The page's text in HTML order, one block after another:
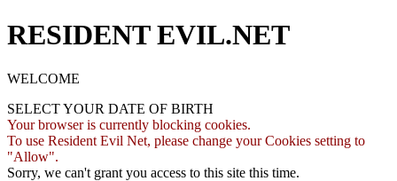
RESIDENT EVIL.NET
WELCOME
SELECT YOUR DATE OF BIRTH
Your browser is currently blocking cookies.
To use Resident Evil Net, please change your Cookies setting to
"Allow".
Sorry, we can't grant you access to this site this time.